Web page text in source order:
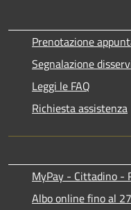
Prenotazione
Segnalazione
Leggi le FAQ
Richiesta assistenza
MyPay - Cittadino -
Albo online fino al